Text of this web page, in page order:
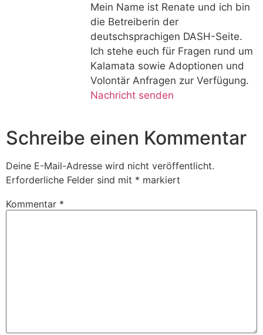
Mein Name ist Renate und ich bin
die Betreiberin der
deutschsprachigen DASH-Seite.
Ich stehe euch für Fragen rund um
Kalamata sowie Adoptionen und
Volontär Anfragen zur Verfügung.
Nachricht senden
Schreibe einen Kommentar
Deine E-Mail-Adresse wird nicht veröffentlicht.
Erforderliche Felder sind mit * markiert
Kommentar *